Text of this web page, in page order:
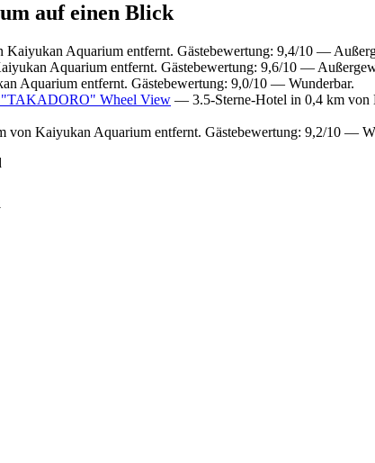
auf einen Blick
Aquarium entfernt. Gästebewertung: 9,4/10 —
Aquarium entfernt. Gästebewertung: 9,6/10 —
Aquarium entfernt. Gästebewertung: 9,0/10 — Wunderbar.
"TAKADORO" Wheel View — 3.5-Sterne-Hotel in 0,4 km von
Kaiyukan Aquarium entfernt. Gästebewertung: 9,2/10 —